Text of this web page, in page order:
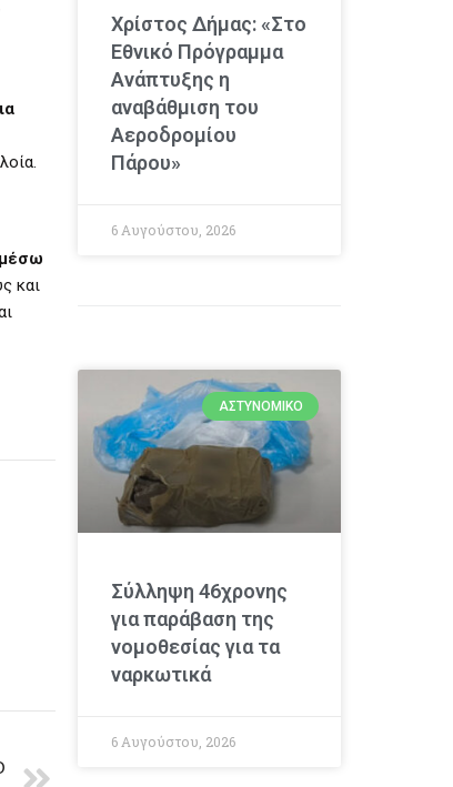
και
Χρίστος Δήμας: «Στο
Εθνικό Πρόγραμμα
Ανάπτυξης η
αναβάθμιση του
Αεροδρομίου
Πάρου»
6 Αυγούστου, 2026
ΑΣΤΥΝΟΜΙΚΌ
Σύλληψη 46χρονης
για παράβαση της
νομοθεσίας για τα
ναρκωτικά
6 Αυγούστου, 2026